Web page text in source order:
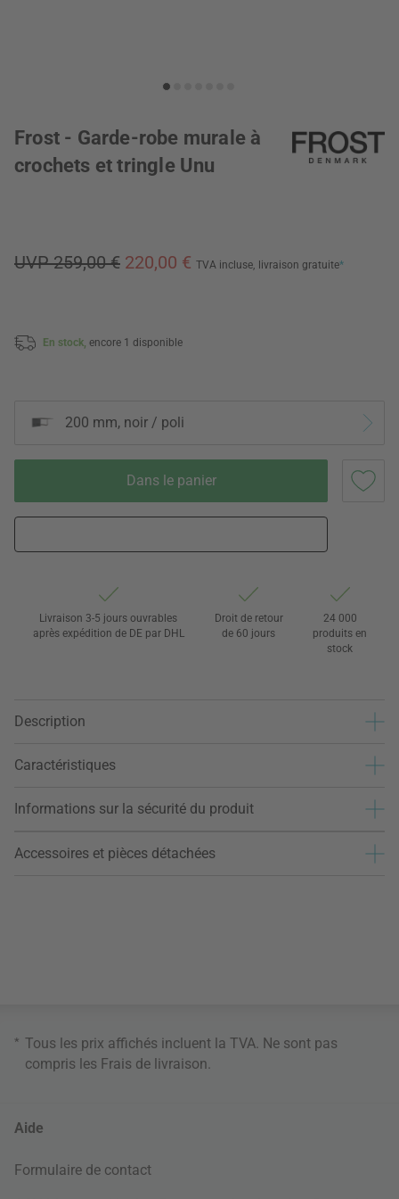
Frost - Garde-robe murale à
crochets et tringle Unu
UVP 259,00 € 220,00 € TVA incluse, livraison gratuite*
En stock, encore 1 disponible
200 mm, noir / poli
Dans le panier
Livraison 3-5 jours ouvrables
après expédition de DE par DHL
Droit de retour
de 60 jours
24 000
produits en
stock
Description
Caractéristiques
Informations sur la sécurité du produit
Accessoires et pièces détachées
* Tous les prix affichés incluent la TVA. Ne sont pas
compris les Frais de livraison
Aide
Formulaire de contact